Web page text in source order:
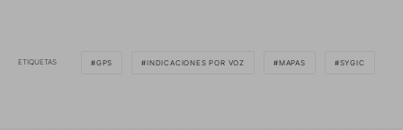
ETIQUETAS GPS INDICACIONES POR VOZ MAPAS SYGIC